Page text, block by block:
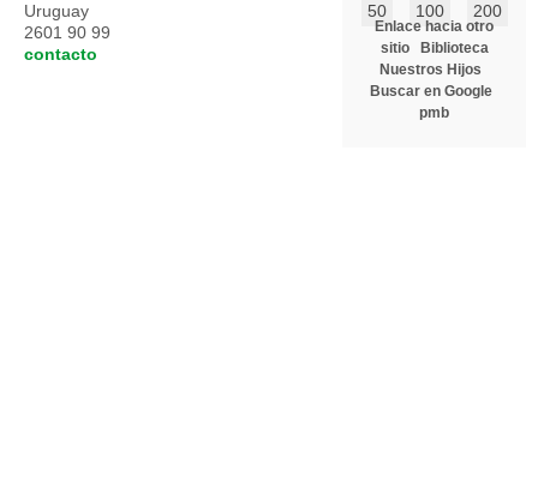
50
100 200
Enlace hacia otro
sitio
Biblioteca
Nuestros Hijos
Buscar en Google
pmb
Uruguay
2601 90 99
contacto